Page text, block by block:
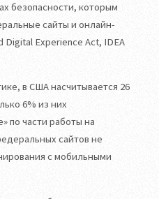
безопасности, которым
сайты и онлайн-
Experience Act, IDEA
в США насчитывается 26
6% из них
по части работы на
сайтов не
с мобильными